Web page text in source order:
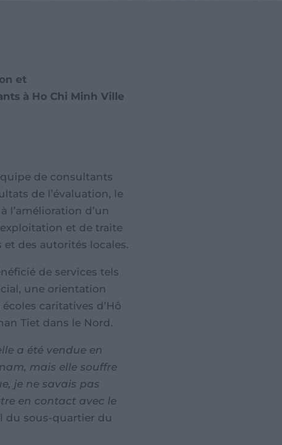
et
à Ho Chi Minh Ville
de consultants
de l’évaluation, le
l’amélioration d’un
et de traite
des autorités locales.
de services tels
une orientation
caritatives d’Hô
Tiet dans le Nord.
a été vendue en
mais elle souffre
je ne savais pas
en contact avec le
du sous-quartier du